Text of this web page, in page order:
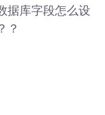
据库字段怎么设
？